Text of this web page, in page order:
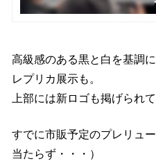
高級感のある黒と白を基調
レプリカ展示も。
上部には新ロゴも掲げられて
すでに市販予定のプレリュ
当たらず・・・）